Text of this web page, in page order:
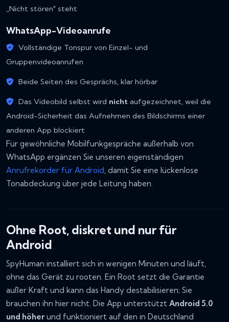
„Nicht stören" steht
WhatsApp-Videoanrufe
Vollständige Tonspur von Einzel- und
Gruppenvideoanrufen
Beide Seiten des Gesprächs, klar hörbar
Das Videobild selbst wird nicht aufgezeichnet, weil die
Android-Sicherheit das Aufnehmen des Bildschirms einer
anderen App blockiert
Für gewöhnliche Mobilfunkgespräche außerhalb von
WhatsApp ergänzen Sie unseren eigenständigen
Anrufrekorder für Android, damit Sie eine lückenlose
Tonabdeckung über jede Leitung haben.
Ohne Root, diskret und nur für
Android
SpyHuman installiert sich in wenigen Minuten und läuft,
ohne das Gerät zu rooten. Ein Root setzt die Garantie
außer Kraft und kann das Handy destabilisieren; Sie
brauchen ihn hier nicht. Die App unterstützt Android 5.0
und höherund funktioniert auf den in Deutschland